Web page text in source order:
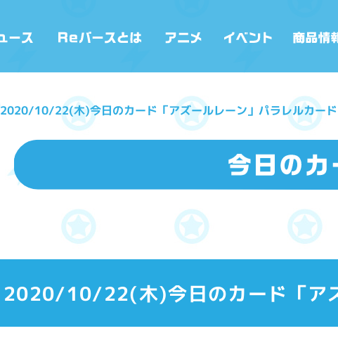
2020/10/22(木)今日のカード「アズールレーン」パラレルカード
2020/10/22(木)今日のカード「ア